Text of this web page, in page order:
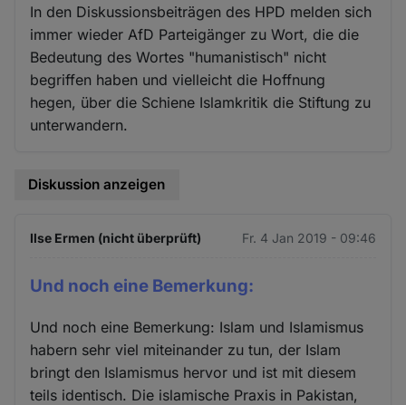
In den Diskussionsbeiträgen des HPD melden sich
immer wieder AfD Parteigänger zu Wort, die die
Bedeutung des Wortes "humanistisch" nicht
begriffen haben und vielleicht die Hoffnung
hegen, über die Schiene Islamkritik die Stiftung zu
unterwandern.
Diskussion anzeigen
Ilse Ermen (nicht überprüft) Fr. 4 Jan 2019 - 09:46
Und noch eine Bemerkung:
Und noch eine Bemerkung: Islam und Islamismus
habern sehr viel miteinander zu tun, der Islam
bringt den Islamismus hervor und ist mit diesem
teils identisch. Die islamische Praxis in Pakistan,